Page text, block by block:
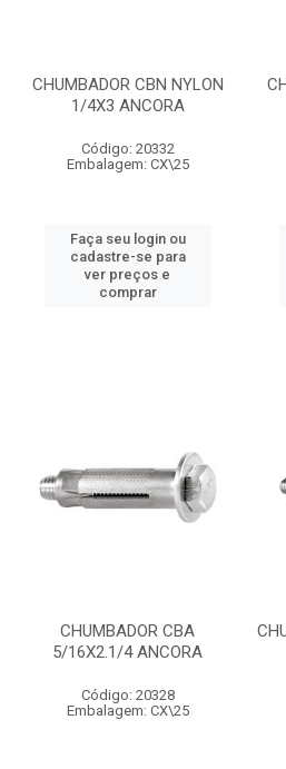
CHUMBADOR CBN NYLON
1/4X3 ANCORA
Código: 20332
Embalagem: CX\25
Faça seu login ou
cadastre-se para
ver preços e
comprar
CHUMBADOR CBA
5/16X2.1/4 ANCORA
Código: 20328
Embalagem: CX\25